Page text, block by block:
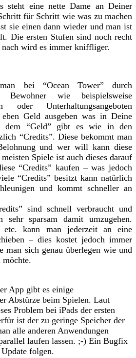
steht eine nette Dame an Deiner
für Schritt wie was zu machen
sie einen dann wieder und man ist
Die ersten Stufen sind noch recht
nach wird es immer kniffliger.
bei “Ocean Tower” durch
wie beispielsweise
oder Unterhaltungsangeboten
Geld ausgeben was in Deine
dem “Geld” gibt es wie in den
“Credits”. Diese bekommt man
und wer will kann diese
Spiele ist auch dieses darauf
“Credits” kaufen – was jedoch
“Credits” besitzt kann natürlich
und kommt schneller an
sind schnell verbraucht und
sehr sparsam damit umzugehen.
etc. kann man jederzeit an eine
– dies kostet jedoch immer
man sich genau überlegen wie und
möchte.
App gibt es einige
Abstürze beim Spielen. Laut
Problem bei iPads der ersten
ist der zu geringe Speicher der
alle anderen Anwendungen
laufen lassen. ;-) Ein Bugfix
folgen.